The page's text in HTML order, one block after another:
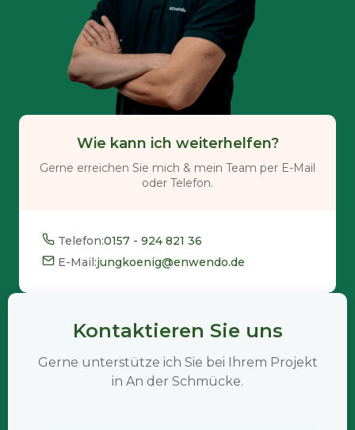
Wie kann ich weiterhelfen?
Gerne erreichen Sie mich & mein Team per E-Mail
oder Telefon.
Telefon:0157 - 924 821 36
E-Mail:jungkoenig@enwendo.de
Kontaktieren Sie uns
Gerne unterstütze ich Sie bei Ihrem Projekt
in An der Schmücke.